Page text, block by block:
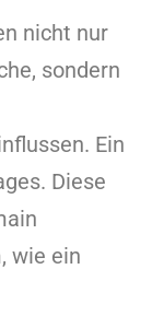
nicht nur
sondern
Ein
Diese
wie ein